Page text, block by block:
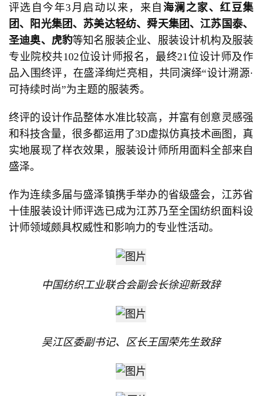
评选自今年3月启动以来，来自 海澜之家、红豆集
团、阳光集团、苏美达轻纺、舜天集团、江苏国泰、
圣迪奥、虎豹等知名服装企业、服装设计机构及服装
专业院校共102位设计师报名，最终21位设计师及作
品入围终评，在盛泽绚烂亮相，共同演绎“设计溯源·
可持续时尚”为主题的服装秀。
终评的设计作品整体水准比较高，并富有创意灵感强
和科技含量，很多都运用了3D虚拟仿真技术画图，真
实地展现了样衣效果，服装设计师所用面料全部来自
盛泽。
作为连续多届与盛泽镇携手举办的省级盛会，江苏省
十佳服装设计师评选已成为江苏乃至全国纺织面料设
计师领域颇具权威性和影响力的专业性活动。
中国纺织工业联合会副会长徐迎新致辞
吴江区委副书记、区长王国荣先生致辞